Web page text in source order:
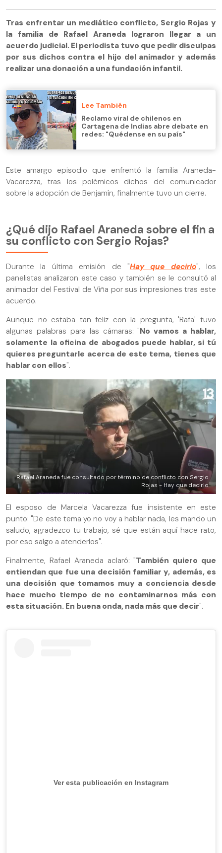
Tras enfrentar un mediático conflicto, Sergio Rojas y
la familia de Rafael Araneda lograron llegar a un
acuerdo judicial. El periodista tuvo que pedir disculpas
por sus dichos contra el hijo del animador y además
realizar una donación a una fundación infantil.
Lee También
Reclamo viral de chilenos en
Cartagena de Indias abre debate en
redes: "Quédense en su país"
Este amargo episodio que enfrentó la familia Araneda-
Vacarezza, tras los polémicos dichos del comunicador
sobre la adopción de Benjamín, finalmente tuvo un cierre.
¿Qué dijo Rafael Araneda sobre el fin a
su conflicto con Sergio Rojas?
Durante la última emisión de "Hay que decirlo", los
panelistas analizaron este caso y también se le consultó al
animador del Festival de Viña por sus impresiones tras este
acuerdo.
Aunque no estaba tan feliz con la pregunta, 'Rafa' tuvo
algunas palabras para las cámaras: "No vamos a hablar,
solamente la oficina de abogados puede hablar, si tú
quieres preguntarle acerca de este tema, tienes que
hablar con ellos".
Rafael Araneda fue consultado por término de conflicto con Sergio
Rojas - Hay que decirlo
El esposo de Marcela Vacarezza fue insistente en este
punto: "De este tema yo no voy a hablar nada, les mando un
saludo, agradezco tu trabajo, sé que están aquí hace rato,
por eso salgo a atenderlos".
Finalmente, Rafael Araneda aclaró: "También quiero que
entiendan que fue una decisión familiar y, además, es
una decisión que tomamos muy a conciencia desde
hace mucho tiempo de no contaminarnos más con
esta situación. En buena onda, nada más que decir".
Ver esta publicación en Instagram